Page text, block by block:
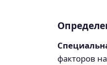
факторов